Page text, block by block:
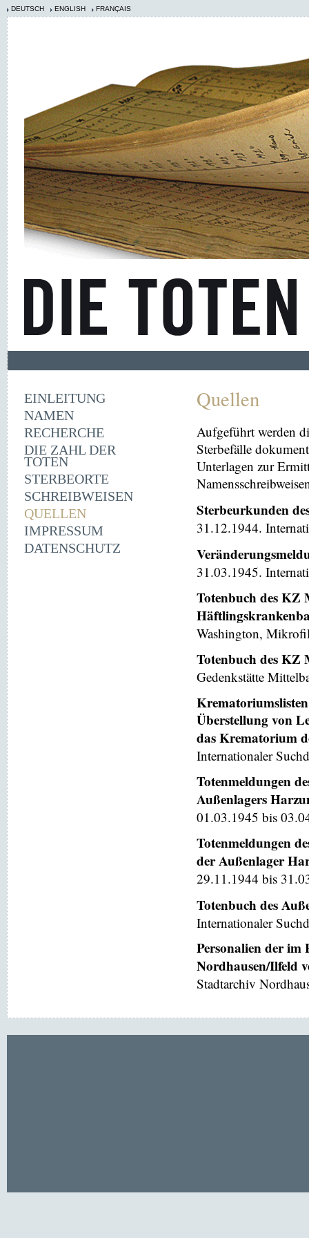
DEUTSCH ENGLISH FRANÇAIS
EINLEITUNG
NAMEN
RECHERCHE
DIE ZAHL DER
TOTEN
STERBEORTE
SCHREIBWEISEN
QUELLEN
IMPRESSUM
DATENSCHUTZ
Quellen
Aufgeführt werden
Sterbefälle
Unterlagen zur
Sterbeurkunden
31.12.1944.
31.03.1945.
Totenbuch des
Washington,
Totenbuch des KZ
Gedenkstätte
Überstellung von
das Krematorium
Internationaler
Totenmeldungen
Außenlagers
01.03.1945 bis
Totenmeldungen
der Außenlager
29.11.1944 bis
Totenbuch des
Internationaler
Personalien der
Nordhausen/Ilfeld
Stadtarchiv